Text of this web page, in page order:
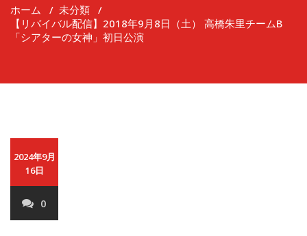
ホーム / 未分類 /
【リバイバル配信】2018年9月8日（土） 高橋朱里チームB
「シアターの女神」初日公演
2024年9月
16日
0